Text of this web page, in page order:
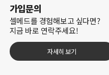
가입문의
셀메드를 경험해보고 싶다면?
지금 바로 연락주세요!
자세히 보기